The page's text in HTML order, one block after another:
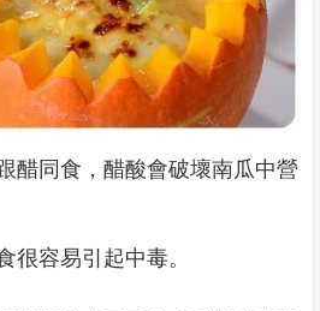
醋同食，醋酸會破壞南瓜中營
很容易引起中毒。